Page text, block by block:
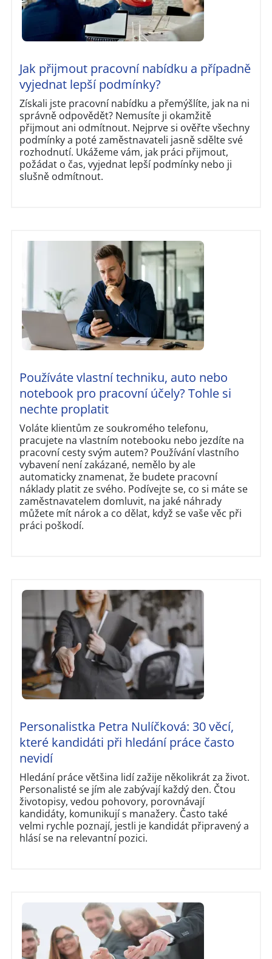
Jak přijmout pracovní nabídku a případně
vyjednat lepší podmínky?
Získali jste pracovní nabídku a přemýšlíte, jak na ni
správně odpovědět? Nemusíte ji okamžitě
přijmout ani odmítnout. Nejprve si ověřte všechny
podmínky a poté zaměstnavateli jasně sdělte své
rozhodnutí. Ukážeme vám, jak práci přijmout,
požádat o čas, vyjednat lepší podmínky nebo ji
slušně odmítnout.
Používáte vlastní techniku, auto nebo
notebook pro pracovní účely? Tohle si
nechte proplatit
Voláte klientům ze soukromého telefonu,
pracujete na vlastním notebooku nebo jezdíte na
pracovní cesty svým autem? Používání vlastního
vybavení není zakázané, nemělo by ale
automaticky znamenat, že budete pracovní
náklady platit ze svého. Podívejte se, co si máte se
zaměstnavatelem domluvit, na jaké náhrady
můžete mít nárok a co dělat, když se vaše věc při
práci poškodí.
Personalistka Petra Nulíčková: 30 věcí,
které kandidáti při hledání práce často
nevidí
Hledání práce většina lidí zažije několikrát za život.
Personalisté se jím ale zabývají každý den. Čtou
životopisy, vedou pohovory, porovnávají
kandidáty, komunikují s manažery. Často také
velmi rychle poznají, jestli je kandidát připravený a
hlásí se na relevantní pozici.